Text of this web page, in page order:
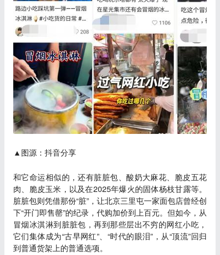
▲图源：抖音分享
和它命运相似的，还有脏脏包、酸奶大麻花、脆皮五花
肉、脆皮玉米 ，以及在2025年爆火的固体杨枝甘露等。
脏脏包则凭借那份“脏”，让北京三里屯一家面包店曾经创
下“开门即售罄”的纪录，代购加价到上百元。但如今，从
冒烟冰淇淋到脏脏包，再到那些层出不穷的网红小吃，
它们集体成为“古早网红”、“时代的眼泪”，从“顶流”回归
到普通货架上的普通选项。